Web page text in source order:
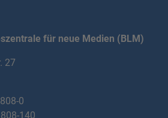
für neue Medien (BLM)
27
0
140